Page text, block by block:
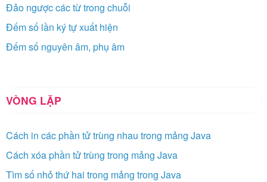
Đảo ngược các từ trong chuỗi
Đếm số lần ký tự xuất hiện
Đếm số nguyên âm, phụ âm
VÒNG LẶP
Cách in các phần tử trùng nhau trong mảng Java
Cách xóa phần tử trùng trong mảng Java
Tìm số nhỏ thứ hai trong mảng trong Java